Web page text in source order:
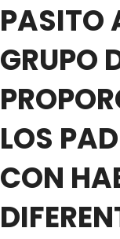
PASITO
GRUPO
LOS
CON